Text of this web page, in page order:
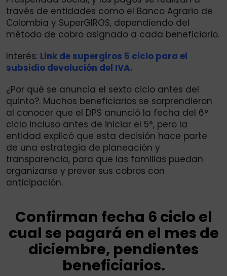
través de entidades como el Banco Agrario de
Colombia y SuperGIROS, dependiendo del
método de cobro asignado a cada beneficiario.
Interés: Link de supergiros 5 ciclo para el
subsidio devolución del IVA.
¿Por qué se anuncia el sexto ciclo antes del
quinto?. Muchos beneficiarios se sorprendieron
al conocer que el DPS anunció la fecha del 6°
ciclo incluso antes de iniciar el 5°, pero la
entidad explicó que esta decisión hace parte
de una estrategia de planeación y
transparencia, para que las familias puedan
organizarse y prever sus cobros con
anticipación.
Confirman fecha 6 ciclo el
cual se pagará en el mes de
diciembre, pendientes
beneficiarios.